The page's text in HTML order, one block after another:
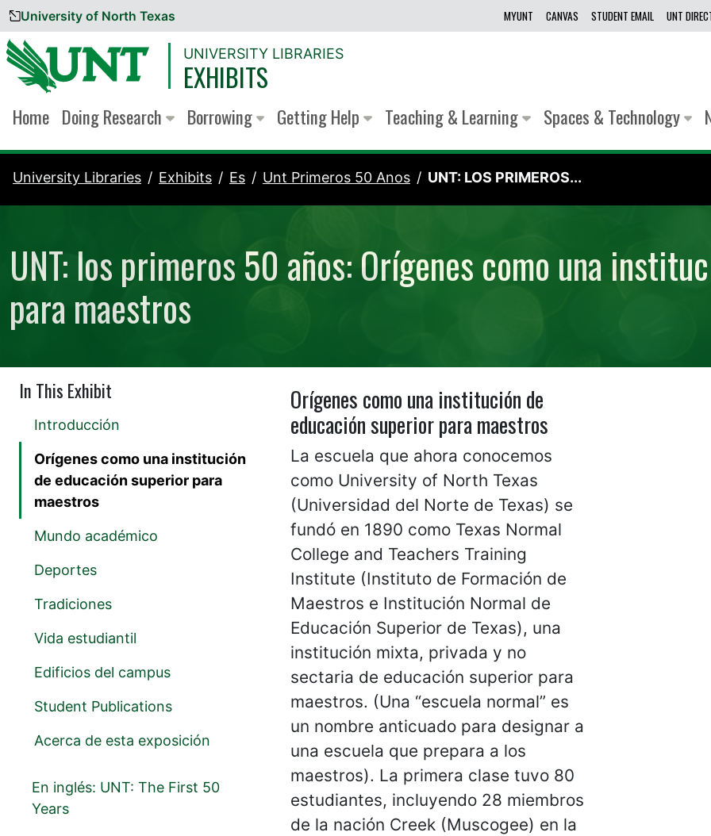
Skip to content
University of North Texas MYUNT CANVAS STUDENT EMAIL UNT
UNIVERSITY LIBRARIES
EXHIBITS
Home Doing Research Borrowing Getting Help Teaching & Learning Spaces & Technology
University Libraries Exhibits Es Unt Primeros 50 Anos UNT: LOS PRIMEROS...
UNT: los primeros 50 años: Orígenes como una
para maestros
Orígenes como una institución de
educación superior para maestros
La escuela que ahora conocemos
como University of North Texas
(Universidad del Norte de Texas) se
fundó en 1890 como Texas Normal
College and Teachers Training
Institute (Instituto de Formación de
Maestros e Institución Normal de
Educación Superior de Texas), una
institución mixta, privada y no
sectaria de educación superior para
maestros. (Una “escuela normal” es
un nombre anticuado para designar a
una escuela que prepara a los
maestros). La primera clase tuvo 80
estudiantes, incluyendo 28 miembros
de la nación Creek (Muscogee) en la
In This Exhibit
Introducción
Orígenes como una institución
de educación superior para
maestros
Mundo académico
Deportes
Tradiciones
Vida estudiantil
Edificios del campus
Student Publications
Acerca de esta exposición
En inglés: UNT: The First 50
Years